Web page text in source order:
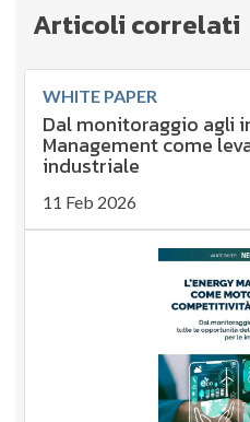
Articoli correlati
WHITE PAPER
Dal monitoraggio agli
Management come
industriale
11 Feb 2026